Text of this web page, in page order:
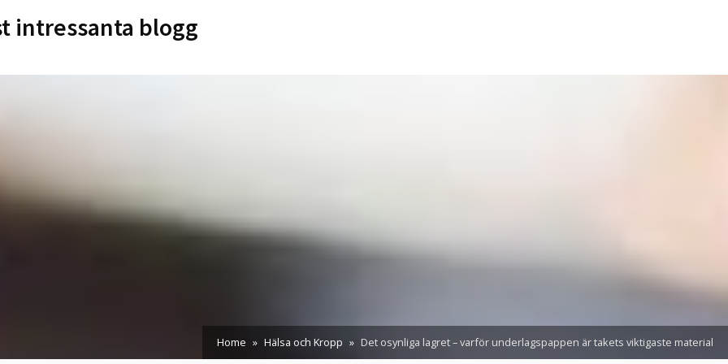
intressanta blogg
Home Hälsa och Kropp Det osynliga lagret – varför underlagspappen är takets viktigaste material